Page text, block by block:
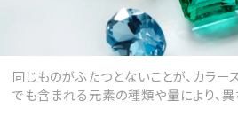
最新号を試し読み
同じものがふたつとないことが、カラー
でも含まれる元素の種類や量により、異